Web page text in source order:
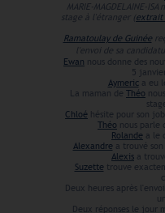
MARIE-MAGDELAINE-
stage à l'étranger (extrait
Ramatoulay de Guinée
l'envoi de sa
Ewan nous donne des
5
Aymerica eu
La maman de Théo
Chloé hésite pour son
Théo nous parle
Rolande a le
Alexandrea trouvé son
Alexis a
Suzettetrouve
Deux heures après
Deux réponses le jour